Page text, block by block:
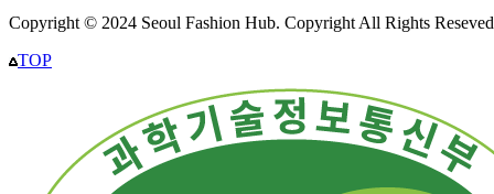
Copyright © 2024 Seoul Fashion Hub. Copyright All Rights
TOP